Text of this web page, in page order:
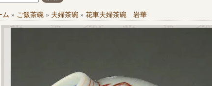
ム » ご飯茶碗 » 夫婦茶碗 » 花車夫婦茶碗 岩華